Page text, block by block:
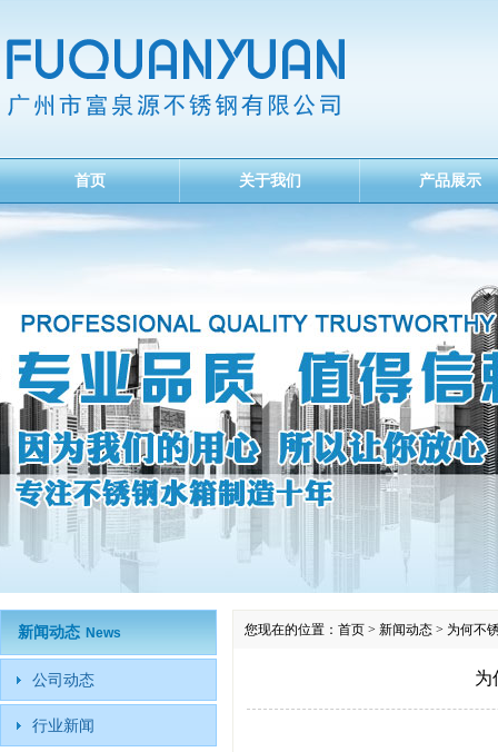
首页 关于我们 产品展示
您现在的位置： 首页 > 新闻动态 > 为何不
为
新闻动态 News
公司动态
行业新闻